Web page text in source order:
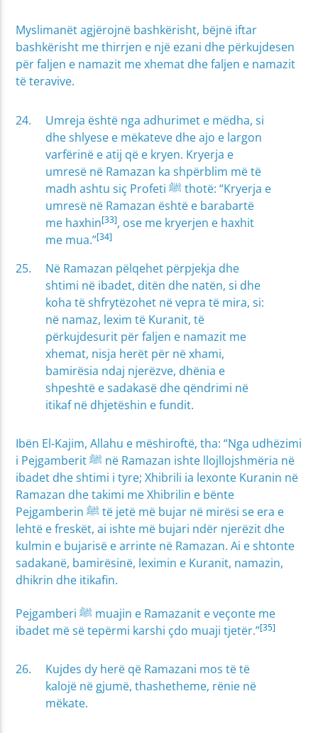
Myslimanët agjërojnë bashkërisht, bëjnë iftar
bashkërisht me thirrjen e një ezani dhe përkujdesen
për faljen e namazit me xhemat dhe faljen e namazit
të teravive.
Umreja është nga adhurimet e mëdha, si
dhe shlyese e mëkateve dhe ajo e largon
varfërinë e atij që e kryen. Kryerja e
umresë në Ramazan ka shpërblim më të
madh ashtu siç Profeti ﷺ thotë: “Kryerja e
umresë në Ramazan është e barabartë
me haxhin[33], ose me kryerjen e haxhit
me mua.”[34]
Në Ramazan pëlqehet përpjekja dhe
shtimi në ibadet, ditën dhe natën, si dhe
koha të shfrytëzohet në vepra të mira, si:
në namaz, lexim të Kuranit, të
përkujdesurit për faljen e namazit me
xhemat, nisja herët për në xhami,
bamirësia ndaj njerëzve, dhënia e
shpeshtë e sadakasë dhe qëndrimi në
itikaf në dhjetëshin e fundit.
Ibën El-Kajim, Allahu e mëshiroftë, tha: “Nga udhëzimi
i Pejgamberit ﷺ në Ramazan ishte llojllojshmëria në
ibadet dhe shtimi i tyre; Xhibrili ia lexonte Kuranin në
Ramazan dhe takimi me Xhibrilin e bënte
Pejgamberin ﷺ të jetë më bujar në mirësi se era e
lehtë e freskët, ai ishte më bujari ndër njerëzit dhe
kulmin e bujarisë e arrinte në Ramazan. Ai e shtonte
sadakanë, bamirësinë, leximin e Kuranit, namazin,
dhikrin dhe itikafin.
Pejgamberi ﷺ muajin e Ramazanit e veçonte me
ibadet më së tepërmi karshi çdo muaji tjetër.”[35]
Kujdes dy herë që Ramazani mos të të
kalojë në gjumë, thashetheme, rënie në
mëkate.